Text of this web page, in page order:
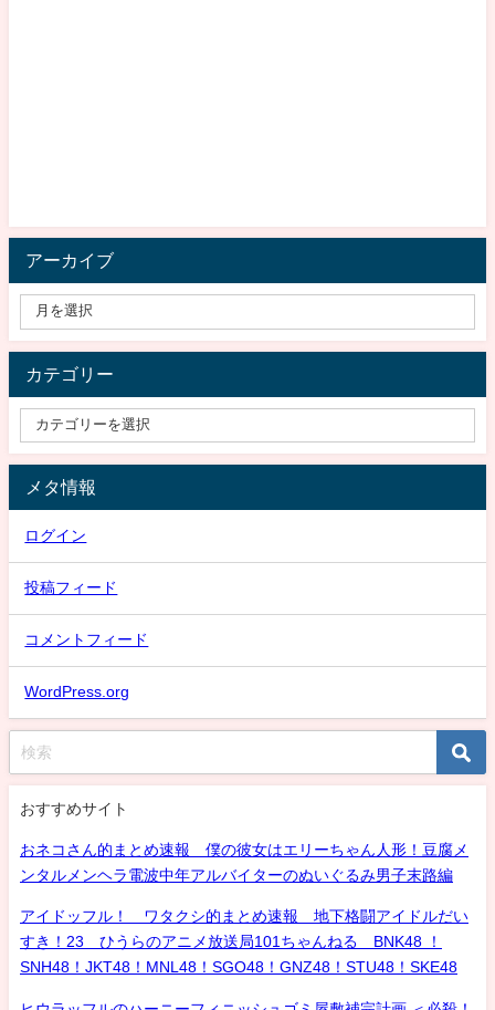
アーカイブ
カテゴリー
メタ情報
ログイン
投稿フィード
コメントフィード
WordPress.org
おすすめサイト
おネコさん的まとめ速報 僕の彼女はエリーちゃん人形！豆腐メ
ンタルメンヘラ電波中年アルバイターのぬいぐるみ男子末路編
アイドッフル！ ワタクシ的まとめ速報 地下格闘アイドルだい
すき！23 ひうらのアニメ放送局101ちゃんねる BNK48 ！
SNH48！JKT48！MNL48！SGO48！GNZ48！STU48！SKE48